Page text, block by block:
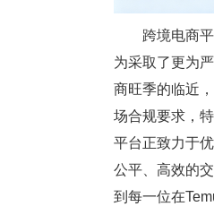
跨境电商平
为采取了更为
商旺季的临近
场合规要求，
平台正致力于
公平、高效的
到每一位在